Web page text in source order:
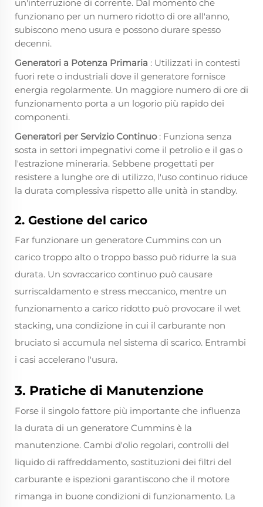
un'interruzione di corrente. Dal momento che
funzionano per un numero ridotto di ore all'anno,
subiscono meno usura e possono durare spesso
decenni.
Generatori a Potenza Primaria : Utilizzati in contesti
fuori rete o industriali dove il generatore fornisce
energia regolarmente. Un maggiore numero di ore di
funzionamento porta a un logorio più rapido dei
componenti.
Generatori per Servizio Continuo : Funziona senza
sosta in settori impegnativi come il petrolio e il gas o
l'estrazione mineraria. Sebbene progettati per
resistere a lunghe ore di utilizzo, l'uso continuo riduce
la durata complessiva rispetto alle unità in standby.
2. Gestione del carico
Far funzionare un generatore Cummins con un
carico troppo alto o troppo basso può ridurre la sua
durata. Un sovraccarico continuo può causare
surriscaldamento e stress meccanico, mentre un
funzionamento a carico ridotto può provocare il wet
stacking, una condizione in cui il carburante non
bruciato si accumula nel sistema di scarico. Entrambi
i casi accelerano l'usura.
3. Pratiche di Manutenzione
Forse il singolo fattore più importante che influenza
la durata di un generatore Cummins è la
manutenzione. Cambi d'olio regolari, controlli del
liquido di raffreddamento, sostituzioni dei filtri del
carburante e ispezioni garantiscono che il motore
rimanga in buone condizioni di funzionamento. La